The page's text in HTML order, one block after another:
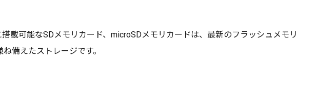
載可能なSDメモリカード、microSDメモリカードは、最新のフラッシュメモリ
備えたストレージです。